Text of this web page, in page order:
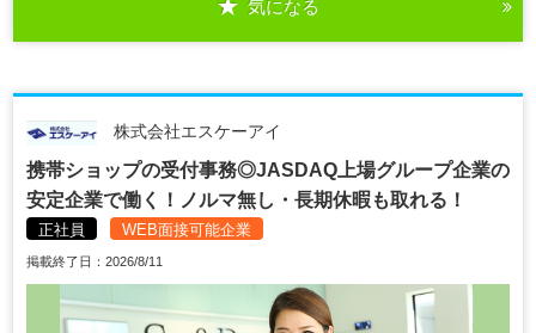
気になる
株式会社エスケーアイ
携帯ショップの受付事務◎JASDAQ上場グループ企業の
安定企業で働く！ノルマ無し・長期休暇も取れる！
正社員 WEB面接可能企業
掲載終了日：2026/8/11